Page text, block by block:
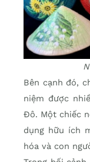
Bên cạnh đó,
niệm được
Đô. Một chiếc
dụng hữu ích
hóa và con